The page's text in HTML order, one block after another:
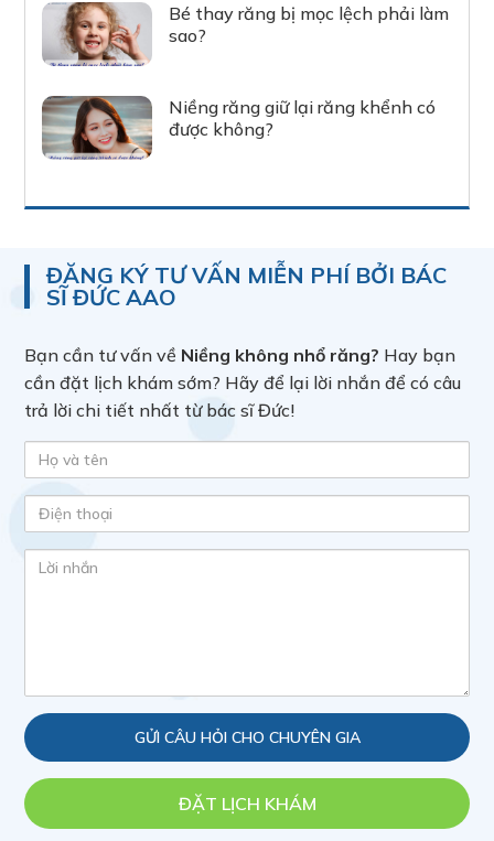
Bé thay răng bị mọc lệch phải làm
sao?
Niềng răng giữ lại răng khểnh có
được không?
ĐĂNG KÝ TƯ VẤN MIỄN PHÍ BỞI BÁC
SĨ ĐỨC AAO
Bạn cần tư vấn về Niềng không nhổ răng? Hay bạn
cần đặt lịch khám sớm? Hãy để lại lời nhắn để có câu
trả lời chi tiết nhất từ bác sĩ Đức!
ĐẶT LỊCH KHÁM